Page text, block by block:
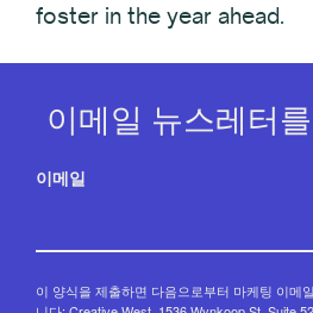
foster in the year ahead.
이메일 뉴스레터
이메일
이 양식을 제출하면 다음으로부터 마케팅 이메